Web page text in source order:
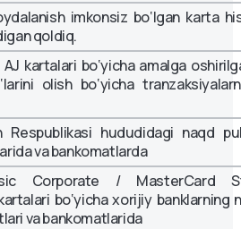
imkonsiz bo‘lgan karta
qoldiq.
kartalari bo‘yicha amalga
olish bo‘yicha
Respublikasi hududidagi naqd
va bankomatlarda
Corporate / MasterCard
bo‘yicha xorijiy banklarning
va bankomatlarida